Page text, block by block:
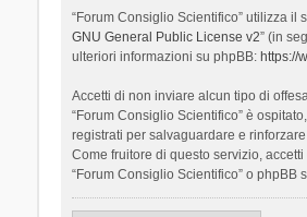
“Forum Consiglio Scientifico” utilizza il
GNU General Public License v2” (in
ulteriori informazioni su phpBB: https://
Accetti di non inviare alcun tipo di
“Forum Consiglio Scientifico” è
registrati per salvaguardare e
Come fruitore di questo servizio,
“Forum Consiglio Scientifico” o